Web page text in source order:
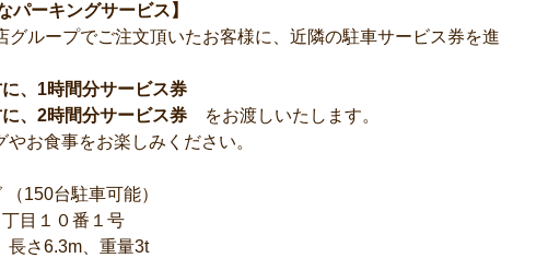
パーキングサービス】
ループでご注文頂いたお客様に、近隣の駐車サービス券を進
、1時間分サービス券
、2時間分サービス券 をお渡しいたします。
お食事をお楽しみください。
150台駐車可能）
目１０番１号
さ6.3m、重量3t